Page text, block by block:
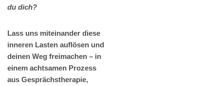
du dich?
Lass uns miteinander diese
inneren Lasten auflösen und
deinen Weg freimachen – in
einem achtsamen Prozess
aus Gesprächstherapie,